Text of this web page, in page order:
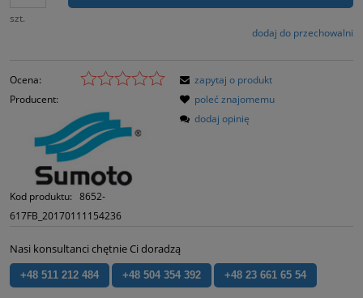
szt.
dodaj do przechowalni
Ocena:
Producent:
Kod produktu: 8652-
617FB_20170111154236
zapytaj o produkt
poleć znajomemu
dodaj opinię
Nasi konsultanci chętnie Ci doradzą
+48 511 212 484 +48 504 354 392 +48 23 661 65 54